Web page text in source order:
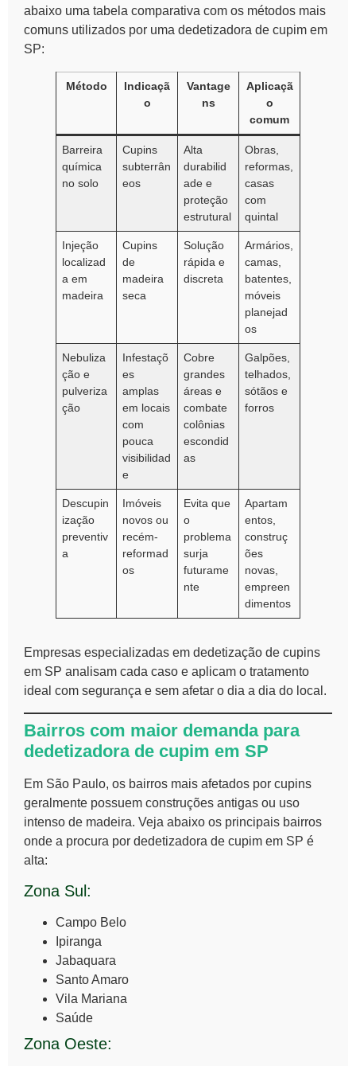
abaixo uma tabela comparativa com os métodos mais
comuns utilizados por uma dedetizadora de cupim em
SP:
Método
Indicaçã
o
Vantage
ns
Aplicaçã
o
comum
Barreira
química
no solo
Cupins
subterrân
eos
Alta
durabilid
ade e
proteção
estrutural
Obras,
reformas,
casas
com
quintal
Injeção
localizad
a em
madeira
Cupins
de
madeira
seca
Solução
rápida e
discreta
Armários,
camas,
batentes,
móveis
planejad
os
Nebuliza
ção e
pulveriza
ção
Infestaçõ
es
amplas
em locais
com
pouca
visibilidad
e
Cobre
grandes
áreas e
combate
colônias
escondid
as
Galpões,
telhados,
sótãos e
forros
Descupin
ização
preventiv
a
Imóveis
novos ou
recém-
reformad
os
Evita que
o
problema
surja
futurame
nte
Apartam
entos,
construç
ões
novas,
empreen
dimentos
Empresas especializadas em dedetização de cupins
em SP analisam cada caso e aplicam o tratamento
ideal com segurança e sem afetar o dia a dia do local.
Bairros com maior demanda para
dedetizadora de cupim em SP
Em São Paulo, os bairros mais afetados por cupins
geralmente possuem construções antigas ou uso
intenso de madeira. Veja abaixo os principais bairros
onde a procura por dedetizadora de cupim em SP é
alta:
Zona Sul:
Campo Belo
Ipiranga
Jabaquara
Santo Amaro
Vila Mariana
Saúde
Zona Oeste: